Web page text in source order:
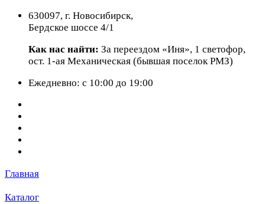
630097, г. Новосибирск,
Бердское шоссе 4/1
Как нас найти: За переездом «Иня», 1 светофор,
ост. 1-ая Механическая (бывшая поселок РМЗ)
Ежедневно: с 10:00 до 19:00
Главная
Каталог